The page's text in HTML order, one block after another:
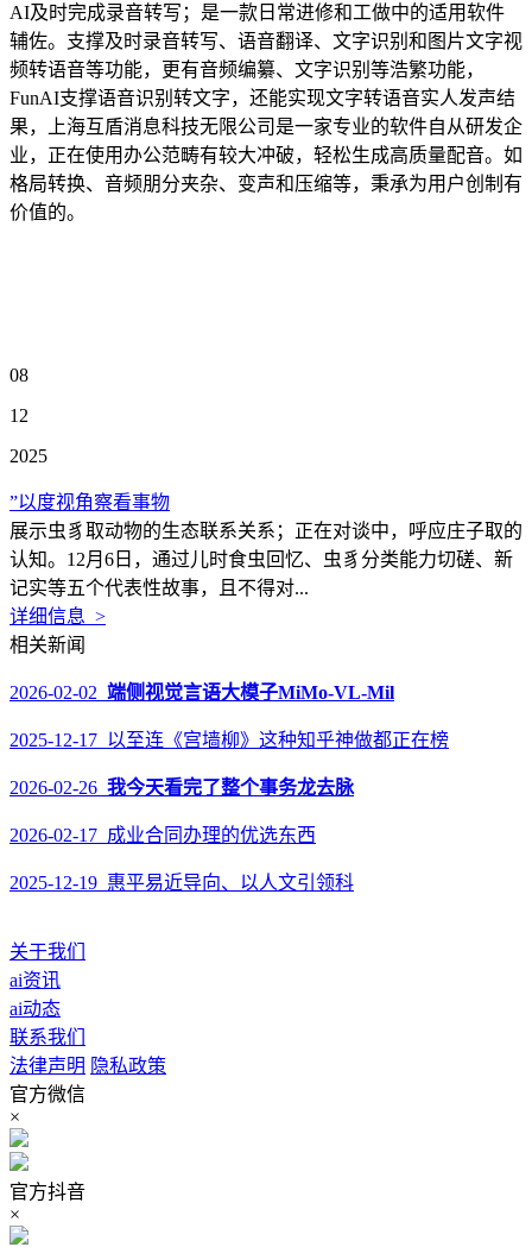
AI及时完成录音转写；是一款日常进修和工做中的适用软件
辅佐。支撑及时录音转写、语音翻译、文字识别和图片文字视
频转语音等功能，更有音频编纂、文字识别等浩繁功能，
FunAI支撑语音识别转文字，还能实现文字转语音实人发声结
果，上海互盾消息科技无限公司是一家专业的软件自从研发企
业，正在使用办公范畴有较大冲破，轻松生成高质量配音。如
格局转换、音频朋分夹杂、变声和压缩等，秉承为用户创制有
价值的。
08
12
2025
”以度视角察看事物
展示虫豸取动物的生态联系关系；正在对谈中，呼应庄子取的
认知。12月6日，通过儿时食虫回忆、虫豸分类能力切磋、新
记实等五个代表性故事，且不得对...
详细信息 >
相关新闻
2026-02-02 端侧视觉言语大模子MiMo-VL-Mil
2025-12-17 以至连《宫墙柳》这种知乎神做都正在榜
2026-02-26 我今天看完了整个事务龙去脉
2026-02-17 成业合同办理的优选东西
2025-12-19 惠平易近导向、以人文引领科
关于我们
ai资讯
ai动态
联系我们
法律声明 隐私政策
官方微信
×
官方抖音
×